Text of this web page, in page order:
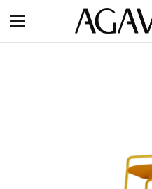
Alternar
Nav